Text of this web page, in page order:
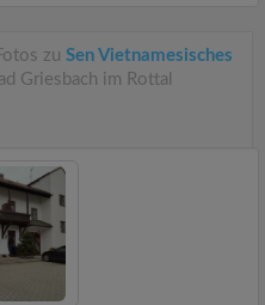
zu Sen Vietnamesisches
Griesbach im Rottal